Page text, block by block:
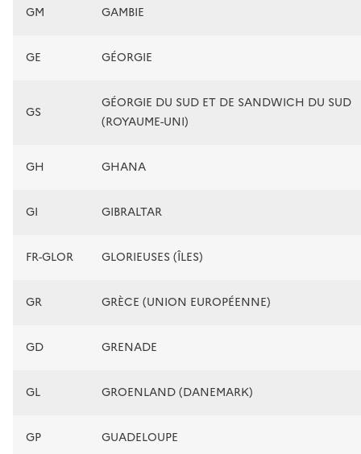
GM GAMBIE
GE GÉORGIE
GS
GÉORGIE DU SUD ET DE SANDWICH DU SUD
(ROYAUME-UNI)
GH GHANA
GI GIBRALTAR
FR-GLOR GLORIEUSES (ÎLES)
GR GRÈCE (UNION EUROPÉENNE)
GD GRENADE
GL GROENLAND (DANEMARK)
GP GUADELOUPE